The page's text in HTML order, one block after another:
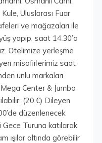
Uluslarası Fuar
ve mağazaları ile
yapıp, saat 14.30’a
Otelimize yerleşme
misafirlerimiz saat
ünlü markaları
Center & Jumbo
(20.€) Dileyen
düzenlenecek
Turuna katılarak
ışılar altında görebilir